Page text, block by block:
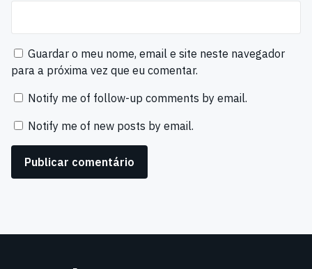
Guardar o meu nome, email e site neste navegador
para a próxima vez que eu comentar.
Notify me of follow-up comments by email.
Notify me of new posts by email.